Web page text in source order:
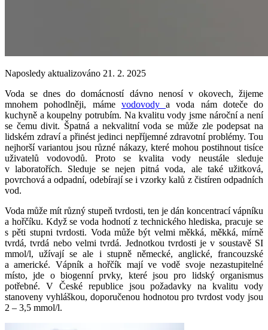
Naposledy aktualizováno 21. 2. 2025
Voda se dnes do domácností dávno nenosí v okovech, žijeme
mnohem pohodlněji, máme vodovody a voda nám doteče do
kuchyně a koupelny potrubím. Na kvalitu vody jsme nároční a není
se čemu divit. Špatná a nekvalitní voda se může zle podepsat na
lidském zdraví a přinést jedinci nepříjemné zdravotní problémy. Tou
nejhorší variantou jsou různé nákazy, které mohou postihnout tisíce
uživatelů vodovodů. Proto se kvalita vody neustále sleduje
v laboratořích. Sleduje se nejen pitná voda, ale také užitková,
povrchová a odpadní, odebírají se i vzorky kalů z čistíren odpadních
vod.
Voda může mít různý stupeň tvrdosti, ten je dán koncentrací vápníku
a hořčíku. Když se voda hodnotí z technického hlediska, pracuje se
s pěti stupni tvrdosti. Voda může být velmi měkká, měkká, mírně
tvrdá, tvrdá nebo velmi tvrdá. Jednotkou tvrdosti je v soustavě SI
mmol/l, užívají se ale i stupně německé, anglické, francouzské
a americké. Vápník a hořčík mají ve vodě svoje nezastupitelné
místo, jde o biogenní prvky, které jsou pro lidský organismus
potřebné. V České republice jsou požadavky na kvalitu vody
stanoveny vyhláškou, doporučenou hodnotou pro tvrdost vody jsou
2 – 3,5 mmol/l.